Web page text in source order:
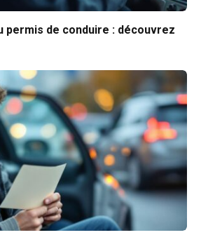
permis de conduire : découvrez